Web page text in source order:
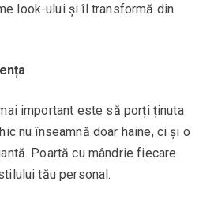
look-ului și îl transformă din
important este să porți ținuta
nu înseamnă doar haine, ci și o
Poartă cu mândrie fiecare
tău personal.